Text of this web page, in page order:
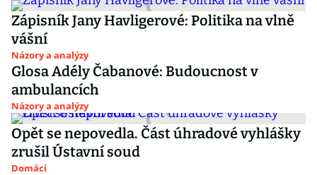
Zápisník Jany Havligerové: Politika na vlně
vášní
Názory a analýzy
Glosa Adély Čabanové: Budoucnost v
ambulancích
Názory a analýzy
Opět se nepovedla. Část úhradové vyhlášky
zrušil Ústavní soud
Domácí